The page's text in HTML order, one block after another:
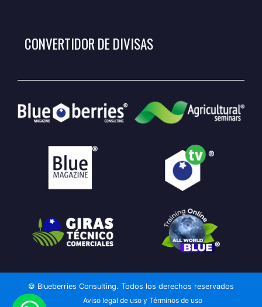
CONVERTIDOR DE DIVISAS
© Blueberries Consulting. Todos los derechos reservados
Aviso legal de uso y Términos de uso